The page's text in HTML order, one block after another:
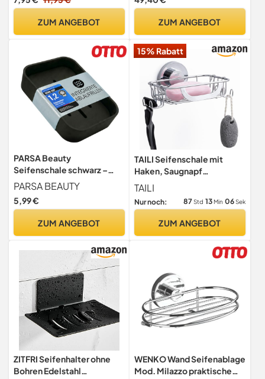
ZUM ANGEBOT
langlebig), Chrom,
ZUM ANGEBOT
PARSA Beauty
Seifenschale schwarz –
rutschfeste Seifenablage
mit Rubber Finish –
stilvolles & Zeitloses
Küche – sichere Ablage für
Zuhause
PARSA BEAUTY
5,99 €
ZUM ANGEBOT
15% Rabatt
TAILI Seifenschale mit
Haken, Saugnapf
Seifenhalter Drill-Free,
Silber
TAILI
Nur noch: 87Std 13Min 05Sek
ZUM ANGEBOT
ZITFRI Seifenhalter ohne
Bohren Edelstahl
WENKO Wand Seifenablage
Mod. Milazzo praktische